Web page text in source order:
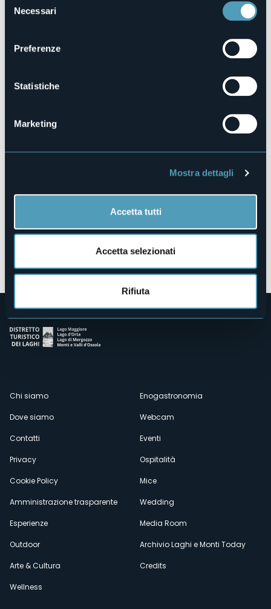
delNecessari
Preferenze
Statistiche
Marketing
Mostra dettagli
Accetta tutti
Accetta selezionati
Rifiuta
+39 0324 234127
Sito web
Fraz. San Lorenzo
28842 - Bognanco (VB)
Menù
secondario
Chi siamo
Dove siamo
Contatti
Privacy
Cookie Policy
Amministrazione trasparente
Esperienze
Outdoor
Arte & Cultura
Wellness
Enogastronomia
Webcam
Eventi
Ospitalità
Mice
Wedding
Media Room
Archivio Laghi e Monti Today
Credits